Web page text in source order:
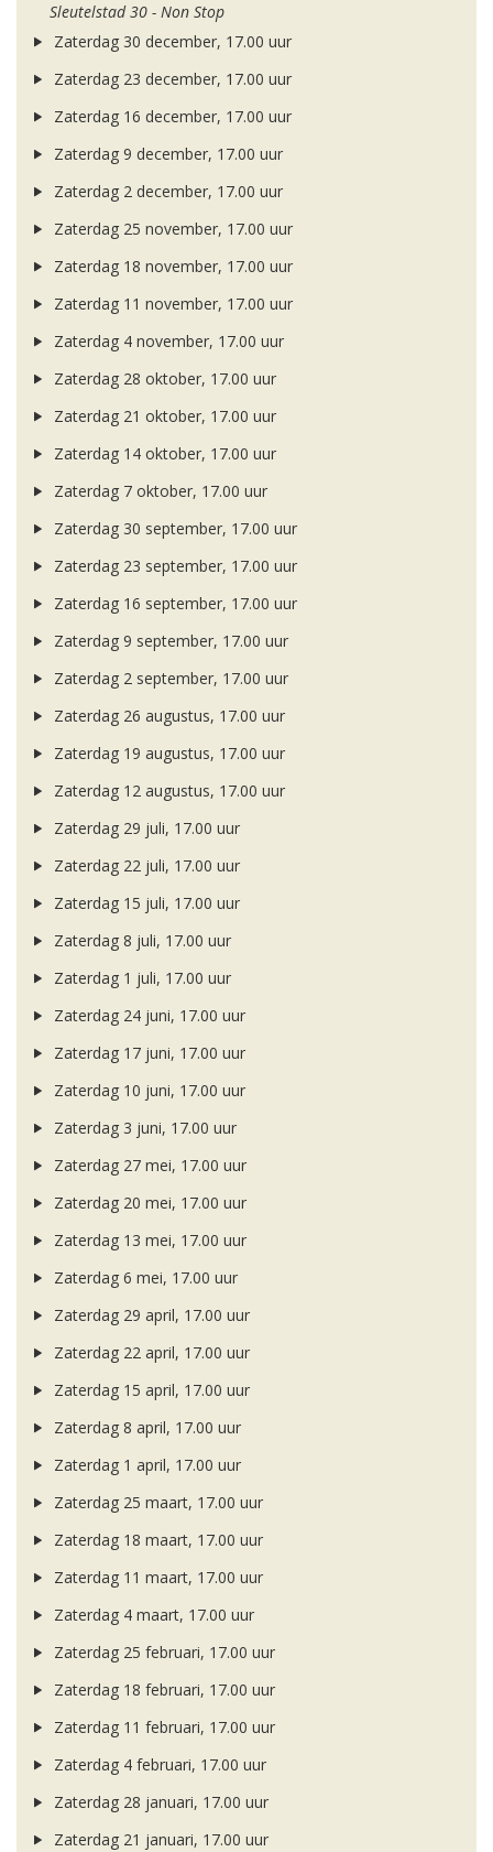
Sleutelstad 30 - Non Stop
Zaterdag 30 december, 17.00 uur
Zaterdag 23 december, 17.00 uur
Zaterdag 16 december, 17.00 uur
Zaterdag 9 december, 17.00 uur
Zaterdag 2 december, 17.00 uur
Zaterdag 25 november, 17.00 uur
Zaterdag 18 november, 17.00 uur
Zaterdag 11 november, 17.00 uur
Zaterdag 4 november, 17.00 uur
Zaterdag 28 oktober, 17.00 uur
Zaterdag 21 oktober, 17.00 uur
Zaterdag 14 oktober, 17.00 uur
Zaterdag 7 oktober, 17.00 uur
Zaterdag 30 september, 17.00 uur
Zaterdag 23 september, 17.00 uur
Zaterdag 16 september, 17.00 uur
Zaterdag 9 september, 17.00 uur
Zaterdag 2 september, 17.00 uur
Zaterdag 26 augustus, 17.00 uur
Zaterdag 19 augustus, 17.00 uur
Zaterdag 12 augustus, 17.00 uur
Zaterdag 29 juli, 17.00 uur
Zaterdag 22 juli, 17.00 uur
Zaterdag 15 juli, 17.00 uur
Zaterdag 8 juli, 17.00 uur
Zaterdag 1 juli, 17.00 uur
Zaterdag 24 juni, 17.00 uur
Zaterdag 17 juni, 17.00 uur
Zaterdag 10 juni, 17.00 uur
Zaterdag 3 juni, 17.00 uur
Zaterdag 27 mei, 17.00 uur
Zaterdag 20 mei, 17.00 uur
Zaterdag 13 mei, 17.00 uur
Zaterdag 6 mei, 17.00 uur
Zaterdag 29 april, 17.00 uur
Zaterdag 22 april, 17.00 uur
Zaterdag 15 april, 17.00 uur
Zaterdag 8 april, 17.00 uur
Zaterdag 1 april, 17.00 uur
Zaterdag 25 maart, 17.00 uur
Zaterdag 18 maart, 17.00 uur
Zaterdag 11 maart, 17.00 uur
Zaterdag 4 maart, 17.00 uur
Zaterdag 25 februari, 17.00 uur
Zaterdag 18 februari, 17.00 uur
Zaterdag 11 februari, 17.00 uur
Zaterdag 4 februari, 17.00 uur
Zaterdag 28 januari, 17.00 uur
Zaterdag 21 januari, 17.00 uur